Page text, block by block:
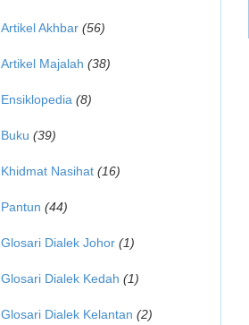
Artikel Akhbar (56)
Artikel Majalah (38)
Ensiklopedia (8)
Buku (39)
Khidmat Nasihat (16)
Pantun (44)
Glosari Dialek Johor (1)
Glosari Dialek Kedah (1)
Glosari Dialek Kelantan (2)